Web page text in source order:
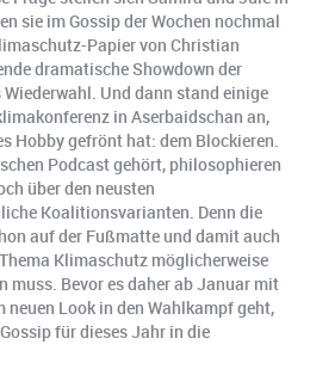
sie im Gossip der Wochen nochmal
Papier von Christian
dramatische Showdown der
Und dann stand einige
in Aserbaidschan an,
Hobby gefrönt hat: dem Blockieren.
Podcast gehört, philosophieren
über den neusten
Koalitionsvarianten. Denn die
auf der Fußmatte und damit auch
Klimaschutz möglicherweise
muss. Bevor es daher ab Januar mit
neuen Look in den Wahlkampf geht,
für dieses Jahr in die